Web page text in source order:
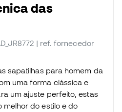
das
| ref. fornecedor
sapatilhas para homem da
uma forma clássica e
um ajuste perfeito, estas
melhor do estilo e do